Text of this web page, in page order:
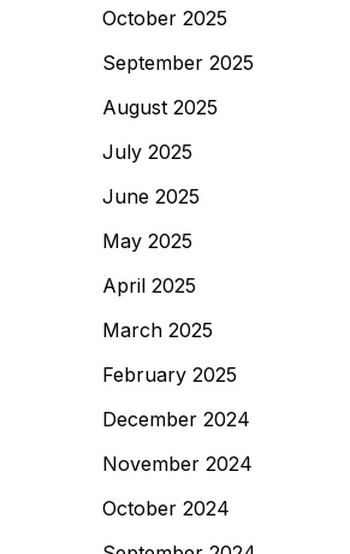
October 2025
September 2025
August 2025
July 2025
June 2025
May 2025
April 2025
March 2025
February 2025
December 2024
November 2024
October 2024